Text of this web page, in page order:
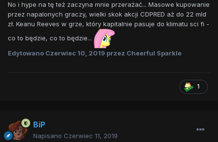
No i hype na tę też zaczyna mnie przerażać... Masowe kupowanie
przez napalonych graczy, wielki skok akcji CDPRED aż do 22 mld
zł. Keanu Reeves w grze, który kapitalnie pasuje do klimatu sci fi -
co to będzie, co to będzie...
Edytowano Czerwiec 10, 2019 przez Cheerful Sparkle
1
BiP
Napisano Czerwiec 11, 2019